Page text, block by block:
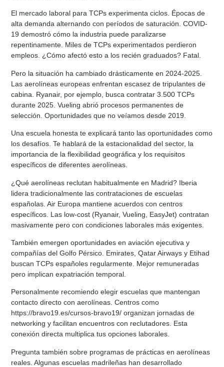
El mercado laboral para TCPs experimenta ciclos. Épocas de
alta demanda alternando con períodos de saturación. COVID-
19 demostró cómo la industria puede paralizarse
repentinamente. Miles de TCPs experimentados perdieron
empleos. ¿Cómo afectó esto a los recién graduados? Fatal.
Pero la situación ha cambiado drásticamente en 2024-2025.
Las aerolíneas europeas enfrentan escasez de tripulantes de
cabina. Ryanair, por ejemplo, busca contratar 3.500 TCPs
durante 2025. Vueling abrió procesos permanentes de
selección. Oportunidades que no veíamos desde 2019.
Una escuela honesta te explicará tanto las oportunidades como
los desafíos. Te hablará de la estacionalidad del sector, la
importancia de la flexibilidad geográfica y los requisitos
específicos de diferentes aerolíneas.
¿Qué aerolíneas reclutan habitualmente en Madrid? Iberia
lidera tradicionalmente las contrataciones de escuelas
españolas. Air Europa mantiene acuerdos con centros
específicos. Las low-cost (Ryanair, Vueling, EasyJet) contratan
masivamente pero con condiciones laborales más exigentes.
También emergen oportunidades en aviación ejecutiva y
compañías del Golfo Pérsico. Emirates, Qatar Airways y Etihad
buscan TCPs españoles regularmente. Mejor remuneradas
pero implican expatriación temporal.
Personalmente recomiendo elegir escuelas que mantengan
contacto directo con aerolíneas. Centros como
https://bravo19.es/cursos-bravo19/ organizan jornadas de
networking y facilitan encuentros con reclutadores. Esta
conexión directa multiplica tus opciones laborales.
Pregunta también sobre programas de prácticas en aerolíneas
reales. Algunas escuelas madrileñas han desarrollado